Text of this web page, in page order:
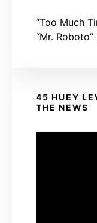
“Too Much
“Mr. Roboto”
45 HUEY
THE NEWS